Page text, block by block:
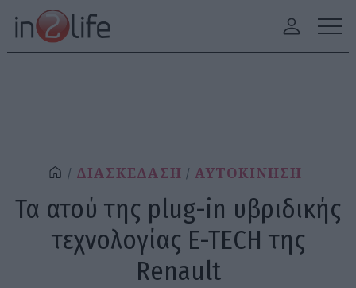
ΔΙΑΣΚΕΔΑΣΗ ΑΥΤΟΚΙΝΗΣΗ
Τα ατού της plug-in υβριδικής
τεχνολογίας E-TECH της
Renault